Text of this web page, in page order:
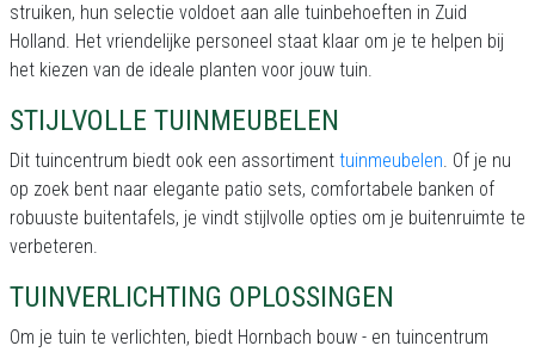
struiken, hun selectie voldoet aan alle tuinbehoeften in Zuid
Holland. Het vriendelijke personeel staat klaar om je te helpen bij
het kiezen van de ideale planten voor jouw tuin.
STIJLVOLLE TUINMEUBELEN
Dit tuincentrum biedt ook een assortiment tuinmeubelen. Of je nu
op zoek bent naar elegante patio sets, comfortabele banken of
robuuste buitentafels, je vindt stijlvolle opties om je buitenruimte te
verbeteren.
TUINVERLICHTING OPLOSSINGEN
Om je tuin te verlichten, biedt Hornbach bouw - en tuincentrum